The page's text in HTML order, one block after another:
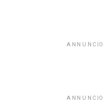
ANNUNCIO
ANNUNCIO